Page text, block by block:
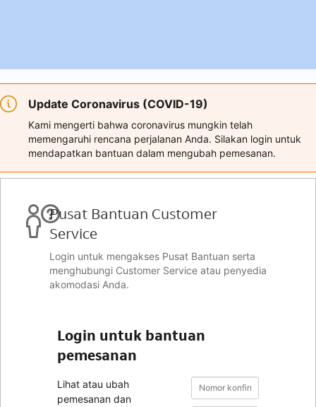
Update Coronavirus (COVID-19)
Kami mengerti bahwa coronavirus mungkin telah
memengaruhi rencana perjalanan Anda. Silakan login untuk
mendapatkan bantuan dalam mengubah pemesanan.
Pusat Bantuan Customer
Service
Login untuk mengakses Pusat Bantuan serta
menghubungi Customer Service atau penyedia
akomodasi Anda.
Login untuk bantuan
pemesanan
Lihat atau ubah
pemesanan dan
Nomor
konfirmasi
Nomor
konfirmasi